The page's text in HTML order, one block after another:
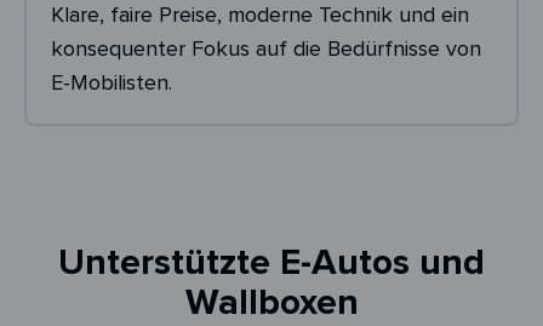
Klare, faire Preise, moderne Technik und ein
konsequenter Fokus auf die Bedürfnisse von
E-Mobilisten.
Unterstützte E-Autos und
Wallboxen